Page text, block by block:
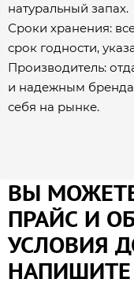
натуральный запах.
Сроки хранения:
срок годности,
Производитель:
и надежным
себя на рынке.
ВЫ
ПРАЙС И
УСЛОВИЯ